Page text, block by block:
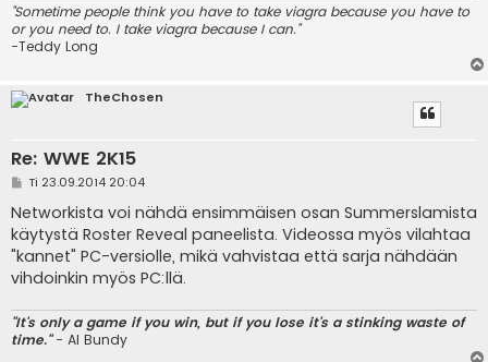
"Sometime people think you have to take viagra because you have to
or you need to. I take viagra because I can."
-Teddy Long
TheChosen
Re: WWE 2K15
V
e
s
t
i
Ti 23.09.2014 20:04
Networkista voi nähdä ensimmäisen osan Summerslamista
käytystä Roster Reveal paneelista. Videossa myös vilahtaa
"kannet" PC-versiolle, mikä vahvistaa että sarja nähdään
vihdoinkin myös PC:llä.
"It's only a game if you win, but if you lose it's a stinking waste of
time."- Al Bundy